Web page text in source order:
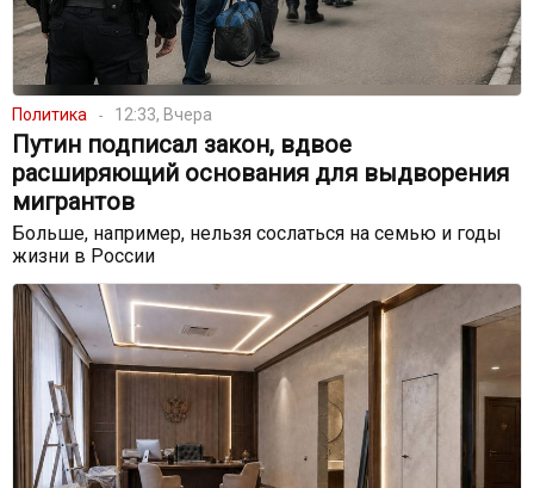
Политика 12:33, Вчера
Путин подписал закон, вдвое
расширяющий основания для выдворения
мигрантов
Больше, например, нельзя сослаться на семью и годы
жизни в России